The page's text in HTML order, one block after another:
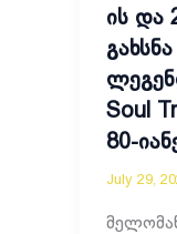
ის და
Soul
80-
July 29,